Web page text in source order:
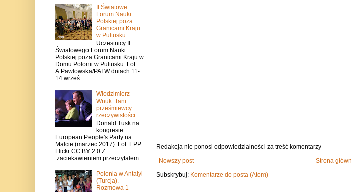
Redakcja nie ponosi odpowiedzialności za treść komentarzy
Nowszy post
Strona
Subskrybuj: Komentarze do posta (Atom)
II Światowe
Forum Nauki
Polskiej poza
Granicami Kraju
w Pułtusku
Uczestnicy II
Światowego Forum Nauki
Polskiej poza Granicami Kraju w
Domu Polonii w Pułtusku. Fot.
A.Pawłowska/PAI W dniach 11-
14 wrześ...
Włodzimierz
Wnuk: Tani
prześmiewcy
rzeczywistości
Donald Tusk na
kongresie
European People's Party na
Malcie (marzec 2017). Fot. EPP
Flickr CC BY 2.0 Z
zaciekawieniem przeczytałem...
Polonia w Antalyi
(Turcja).
Rozmowa 1